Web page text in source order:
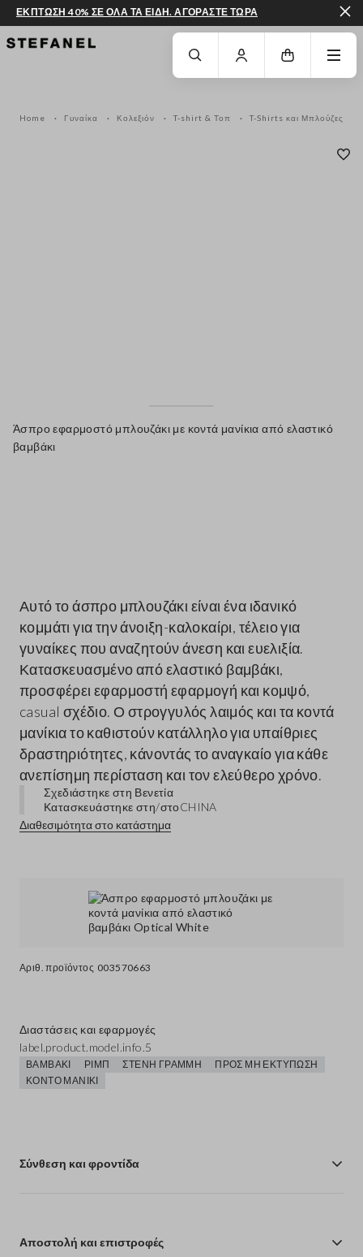
ΜΕΤΆΒΑΣΗ ΣΤΟ ΚΎΡΙΟ ΠΕΡΙΕΧΌΜΕΝΟΚΑΤΕΒΕΊΤΕ ΣΤΟ ΚΆΤΩ ΜΈΡΟΣ
ΕΚΠΤΩΣΗ 40% ΣΕ ΟΛΑ ΤΑ ΕΙΔΗ. ΑΓΟΡΑΣΤΕ ΤΩΡΑ
Home Γυναίκα Κολεξιόν T-shirt & Τοπ T-Shirts και Μπλούζες
Άσπρο εφαρμοστό μπλουζάκι με κοντά μανίκια από ελαστικό
βαμβάκι
Αριθ. προϊόντος 003570663
Αυτό το άσπρο μπλουζάκι είναι ένα ιδανικό
κομμάτι για την άνοιξη-καλοκαίρι, τέλειο για
γυναίκες που αναζητούν άνεση και ευελιξία.
Κατασκευασμένο από ελαστικό βαμβάκι,
προσφέρει εφαρμοστή εφαρμογή και κομψό,
casual σχέδιο. Ο στρογγυλός λαιμός και τα κοντά
μανίκια το καθιστούν κατάλληλο για υπαίθριες
δραστηριότητες, κάνοντάς το αναγκαίο για κάθε
ανεπίσημη περίσταση και τον ελεύθερο χρόνο.
Σχεδιάστηκε στη Βενετία
Κατασκευάστηκε στη/στοCHINA
Διαθεσιμότητα στο κατάστημα
Διαστάσεις και εφαρμογές
label.product.model.info.5
ΒΑΜΒΆΚΙ ΡΙΜΠ ΣΤΕΝΉ ΓΡΑΜΜΉ
ΠΡΟΣ ΜΗ ΕΚΤΎΠΩΣΗ
ΚΟΝΤΌ ΜΑΝΊΚΙ
Σύνθεση και φροντίδα
Αποστολή και επιστροφές